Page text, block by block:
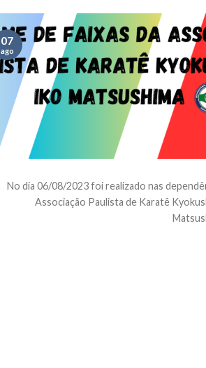
No dia 06/08/2023 foi realizado nas
Associação Paulista de Karatê
07
ago